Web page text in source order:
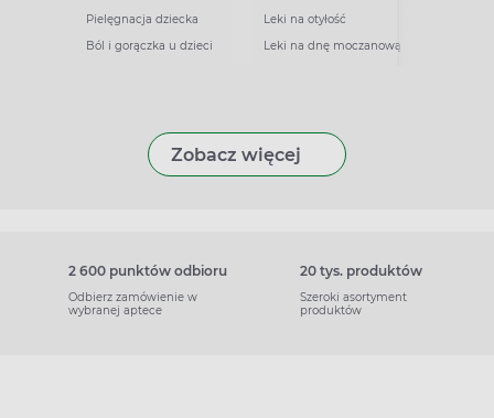
Pielęgnacja dziecka
Ból i gorączka u dzieci
Leki na otyłość
Leki na dnę moczanową
Zobacz więcej
2 600 punktów odbioru
Odbierz zamówienie w
wybranej aptece
20 tys. produktów
Szeroki asortyment
produktów